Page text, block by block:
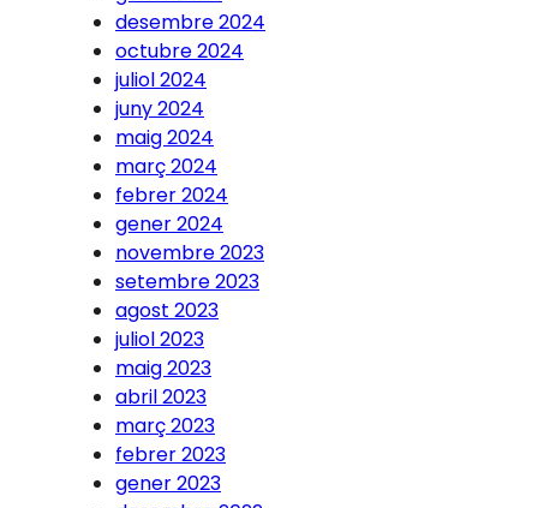
desembre 2024
octubre 2024
juliol 2024
juny 2024
maig 2024
març 2024
febrer 2024
gener 2024
novembre 2023
setembre 2023
agost 2023
juliol 2023
maig 2023
abril 2023
març 2023
febrer 2023
gener 2023